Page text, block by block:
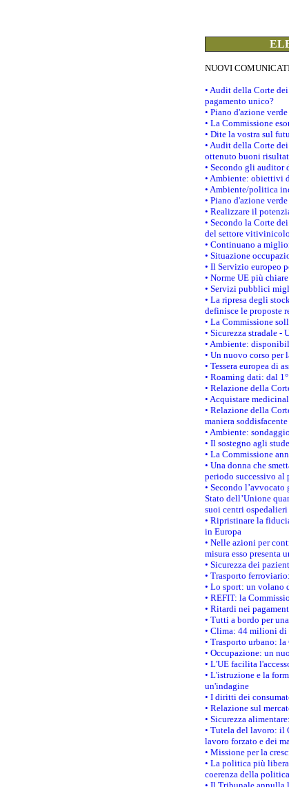
NUOVI
• Audit della Corte
pagamento unico?
• Piano d'azione
• La Commissione
• Dite la vostra sul
• Audit della Corte
ottenuto buoni
• Secondo gli auditor
• Ambiente: obiettivi
• Ambiente/politica
• Piano d'azione
• Realizzare il
• Secondo la Corte
del settore
• Continuano a
• Situazione
• Il Servizio europeo
• Norme UE più
• Servizi pubblici
• La ripresa degli
definisce le proposte
• La Commissione
• Sicurezza stradale -
• Ambiente:
• Un nuovo corso per
• Tessera europea di
• Roaming dati: dal
• Relazione della
• Acquistare
• Relazione della
maniera
• Ambiente:
• Il sostegno agli
• La Commissione
• Una donna che
periodo successivo al
• Secondo
Stato dell’Unione
suoi centri ospedalieri
• Ripristinare la
in Europa
• Nelle azioni per
misura esso presenta
• Sicurezza dei
• Trasporto
• Lo sport: un volano
• REFIT: la
• Ritardi nei
• Tutti a bordo per
• Clima: 44 milioni di
• Trasporto urbano:
• Occupazione: un
• L'UE facilita
• L'istruzione e la
un'indagine
• I diritti dei
• Relazione sul
• Sicurezza
• Tutela del lavoro: il
lavoro forzato e dei
• Missione per la
• La politica più
coerenza della